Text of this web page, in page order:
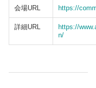
会場URL https://
詳細URL
https://
n/